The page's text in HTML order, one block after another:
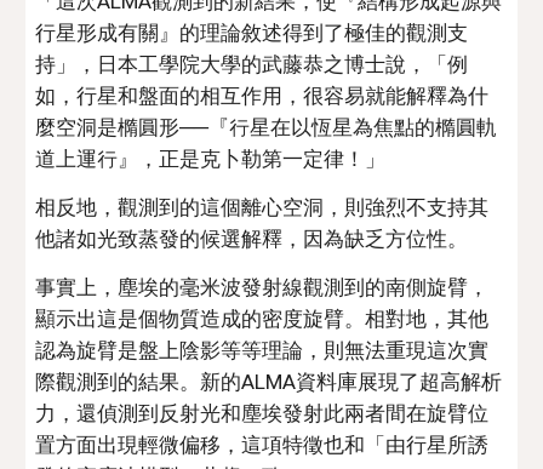
行星形成有關』的理論敘述得到了極佳的觀測支
持」，日本工學院大學的武藤恭之博士說，「例
如，行星和盤面的相互作用，很容易就能解釋為什
麼空洞是橢圓形──『行星在以恆星為焦點的橢圓軌
道上運行』，正是克卜勒第一定律！」
相反地，觀測到的這個離心空洞，則強烈不支持其
他諸如光致蒸發的候選解釋，因為缺乏方位性。
事實上，塵埃的毫米波發射線觀測到的南側旋臂，
顯示出這是個物質造成的密度旋臂。相對地，其他
認為旋臂是盤上陰影等等理論，則無法重現這次實
際觀測到的結果。新的ALMA資料庫展現了超高解析
力，還偵測到反射光和塵埃發射此兩者間在旋臂位
置方面出現輕微偏移，這項特徵也和「由行星所誘